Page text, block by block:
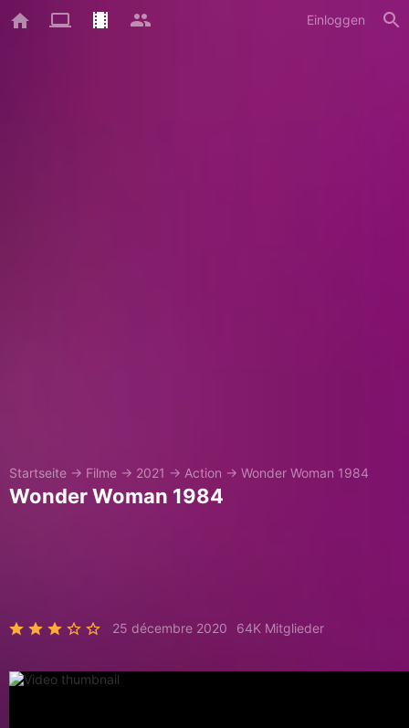
Einloggen
Startseite → Filme → 2021 → Action → Wonder Woman 1984
Wonder Woman 1984
25 décembre 2020 64K Mitglieder